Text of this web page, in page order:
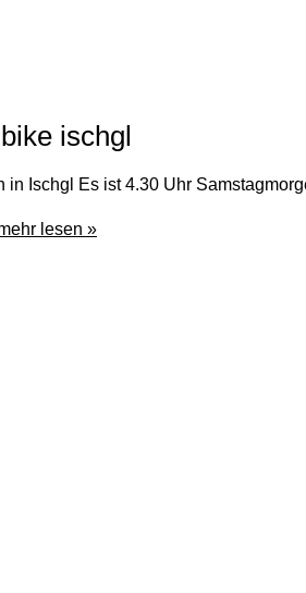
ischgl
in Ischgl Es ist 4.30 Uhr
lesen »